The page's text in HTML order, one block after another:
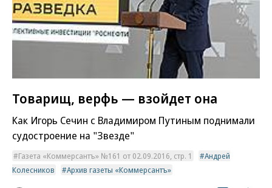
Товарищ, верфь — взойдет она
Как Игорь Сечин с Владимиром Путиным поднимали
судостроение на "Звезде"
Газета «Коммерсантъ» №161 от 02.09.2016, стр. 1
Андрей
Колесников
Архив газеты «Коммерсантъ»